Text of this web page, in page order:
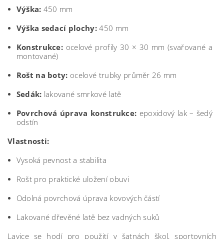
Výška: 450 mm
Výška sedací plochy: 450 mm
Konstrukce: ocelové profily 30 × 30 mm (svařované a
montované)
Rošt na boty: ocelové trubky průměr 26 mm
Sedák: lakované smrkové latě
Povrchová úprava konstrukce: epoxidový lak – šedý
odstín
Vlastnosti:
Vysoká pevnost a stabilita
Rošt pro praktické uložení obuvi
Odolná povrchová úprava kovových částí
Lakované dřevěné latě bez vadných suků
Lavice se hodí pro použití v šatnách škol, sportovních